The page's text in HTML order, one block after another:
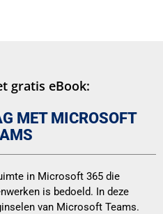
gratis eBook:
MET MICROSOFT
in Microsoft 365 die
is bedoeld. In deze
van Microsoft Teams.